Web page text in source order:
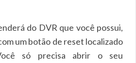
do DVR que você possui,
um botão de reset localizado
só precisa abrir o seu